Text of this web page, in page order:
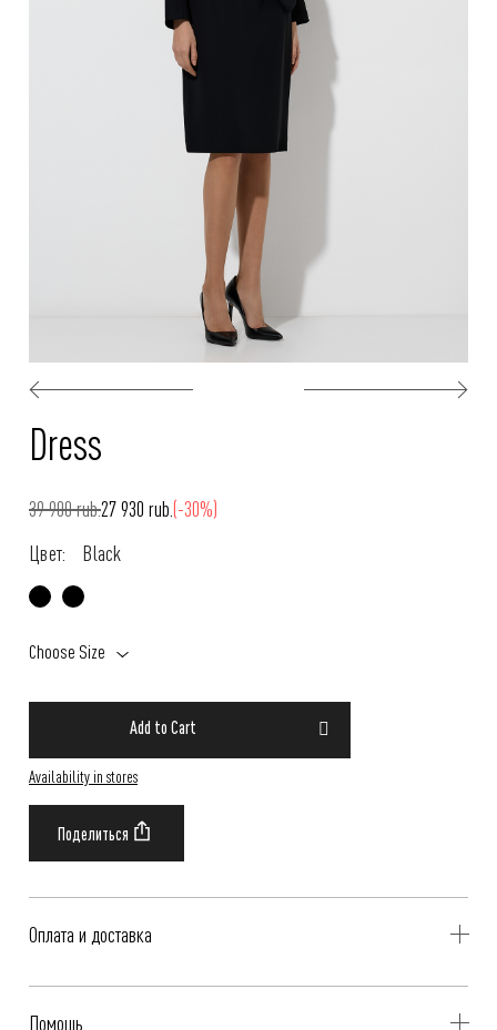
Dress
39 900 rub.27 930 rub.(-30%)
Цвет:
Black
Choose Size
Add to Cart
Availability in stores
Оплата и доставка
Помощь